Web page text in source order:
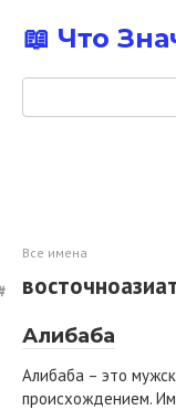
контенту
📖 Что
Поиск:
Все имена
Алибаба
Алибаба – это
происхождением.